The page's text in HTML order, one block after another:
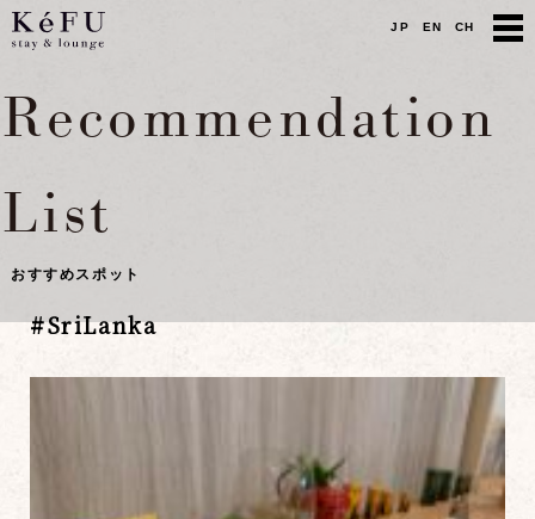
JP EN CH
Recommendation
List
おすすめスポット
#SriLanka